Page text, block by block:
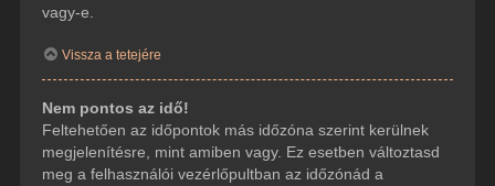
vagy-e.
Vissza a tetejére
Nem pontos az idő!
Feltehetően az időpontok más időzóna szerint kerülnek
megjelenítésre, mint amiben vagy. Ez esetben változtasd
meg a felhasználói vezérlőpultban az időzónád a